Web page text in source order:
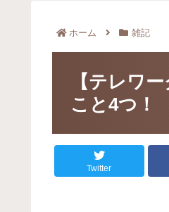
ホーム 雑記
【テレワ
こと4つ！
Twitter